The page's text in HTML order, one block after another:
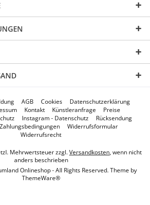
AGB Cookies
Datenschutzerklärung
Kontakt Künstleranfrage
Preise
Instagram - Datenschutz
Rücksendung
Widerrufsformular
Widerrufsrecht
Mehrwertsteuer zzgl.Versandkosten, wenn nicht
anders beschrieben
Onlineshop - All Rights Reserved. Theme by
ThemeWare®